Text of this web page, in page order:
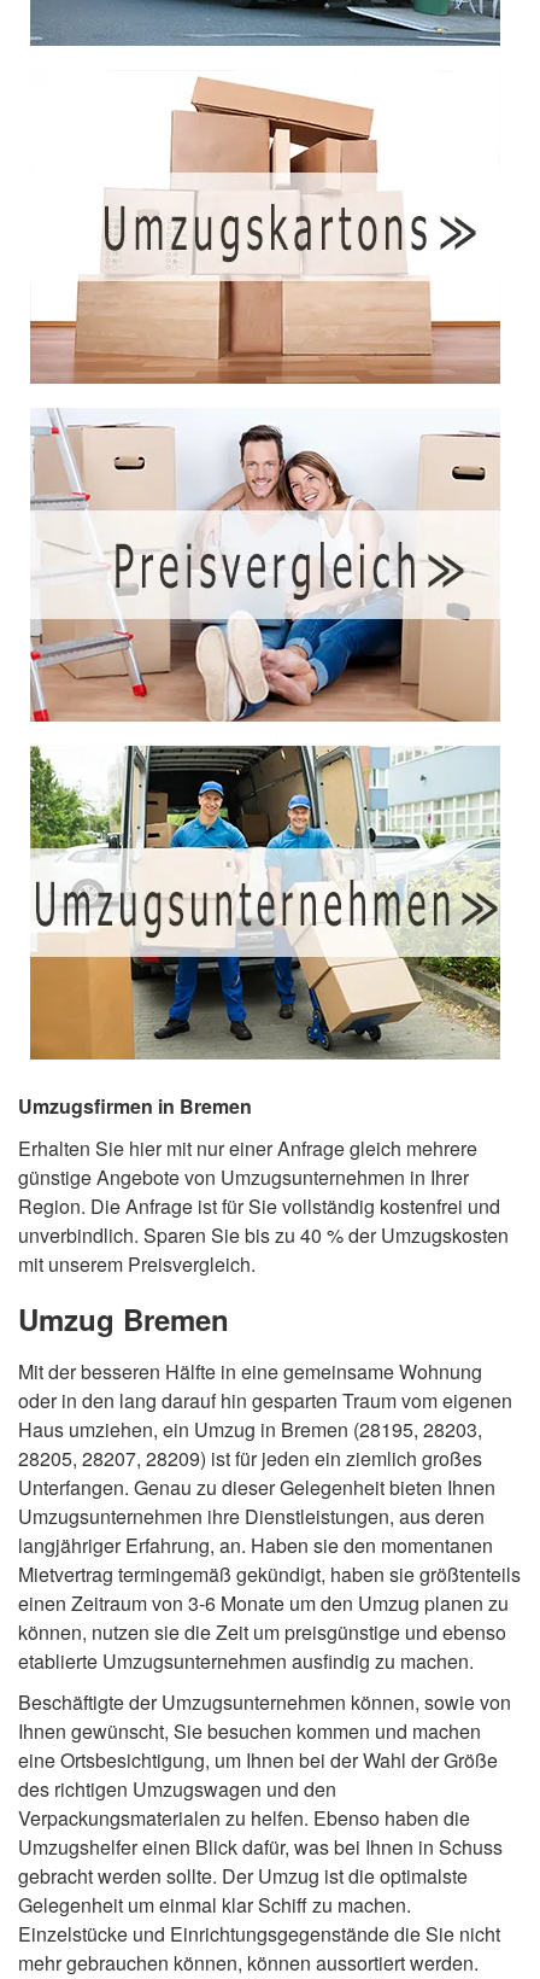
Umzugsfirmen in Bremen
Erhalten Sie hier mit nur einer Anfrage gleich mehrere
günstige Angebote von Umzugsunternehmen in Ihrer
Region. Die Anfrage ist für Sie vollständig kostenfrei und
unverbindlich. Sparen Sie bis zu 40 % der Umzugskosten
mit unserem Preisvergleich.
Umzug Bremen
Mit der besseren Hälfte in eine gemeinsame Wohnung
oder in den lang darauf hin gesparten Traum vom eigenen
Haus umziehen, ein Umzug in Bremen (28195, 28203,
28205, 28207, 28209) ist für jeden ein ziemlich großes
Unterfangen. Genau zu dieser Gelegenheit bieten Ihnen
Umzugsunternehmen ihre Dienstleistungen, aus deren
langjähriger Erfahrung, an. Haben sie den momentanen
Mietvertrag termingemäß gekündigt, haben sie größtenteils
einen Zeitraum von 3-6 Monate um den Umzug planen zu
können, nutzen sie die Zeit um preisgünstige und ebenso
etablierte Umzugsunternehmen ausfindig zu machen.
Beschäftigte der Umzugsunternehmen können, sowie von
Ihnen gewünscht, Sie besuchen kommen und machen
eine Ortsbesichtigung, um Ihnen bei der Wahl der Größe
des richtigen Umzugswagen und den
Verpackungsmaterialen zu helfen. Ebenso haben die
Umzugshelfer einen Blick dafür, was bei Ihnen in Schuss
gebracht werden sollte. Der Umzug ist die optimalste
Gelegenheit um einmal klar Schiff zu machen.
Einzelstücke und Einrichtungsgegenstände die Sie nicht
mehr gebrauchen können, können aussortiert werden.